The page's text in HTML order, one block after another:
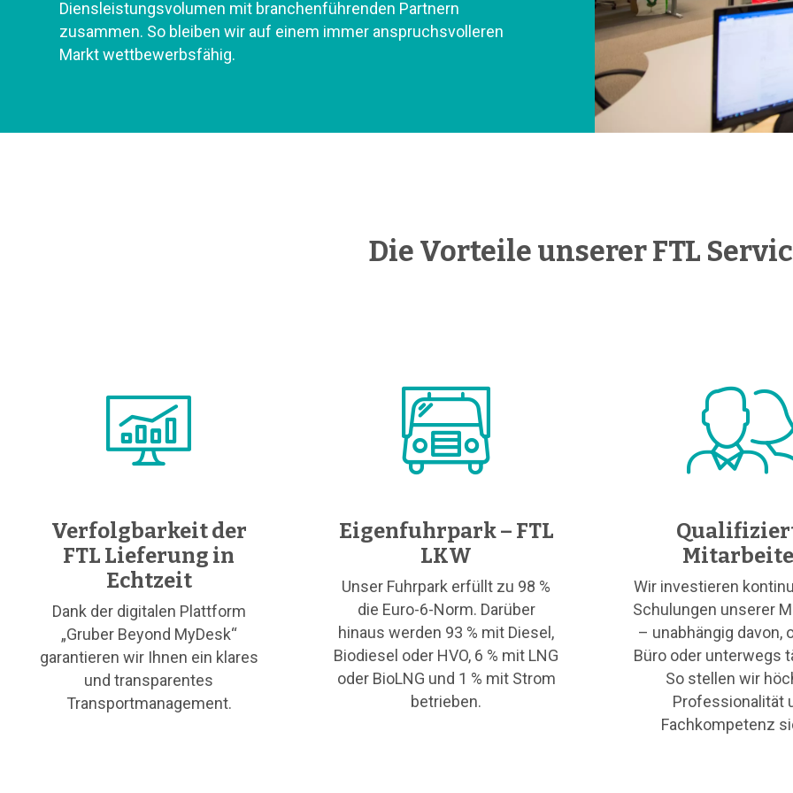
Diensleistungsvolumen mit branchenführenden Partnern
zusammen. So bleiben wir auf einem immer anspruchsvolleren
Markt wettbewerbsfähig.
Die Vorteile unserer FTL
Verfolgbarkeit der
FTL Lieferung in
Echtzeit
Dank der digitalen Plattform
„Gruber Beyond MyDesk“
garantieren wir Ihnen ein klares
und transparentes
Transportmanagement.
Eigenfuhrpark – FTL
LKW
Unser Fuhrpark erfüllt zu 98 %
die Euro-6-Norm. Darüber
hinaus werden 93 % mit Diesel,
Biodiesel oder HVO, 6 % mit LNG
oder BioLNG und 1 % mit Strom
betrieben.
Wir investieren
Schulungen unserer
– unabhängig davon,
Büro oder unterwegs
So stellen wir
Professionalität
Fachkompetenz